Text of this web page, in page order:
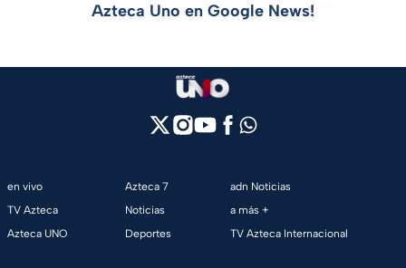
Azteca Uno en Google News!
en vivo
TV Azteca
Azteca UNO
Azteca 7
Noticias
Deportes
adn Noticias
a más +
TV Azteca Internacional